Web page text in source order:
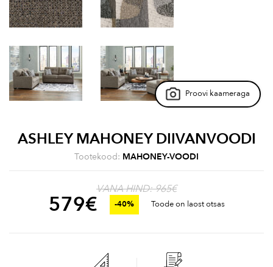
Proovi kaameraga
ASHLEY MAHONEY DIIVANVOODI
Tootekood: MAHONEY-VOODI
VANA HIND: 965€
579€ -40% Toode on laost otsas